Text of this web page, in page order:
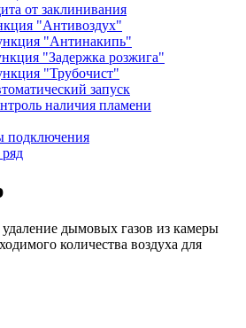
от заклинивания
"Антивоздух"
"Антинакипь"
"Задержка розжига"
"Трубочист"
запуск
наличия пламени
подключения
удаление дымовых газов из камеры
количества воздуха для